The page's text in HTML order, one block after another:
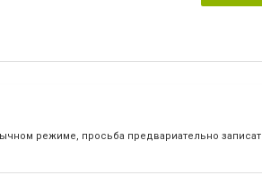
режиме, просьба предвариательно